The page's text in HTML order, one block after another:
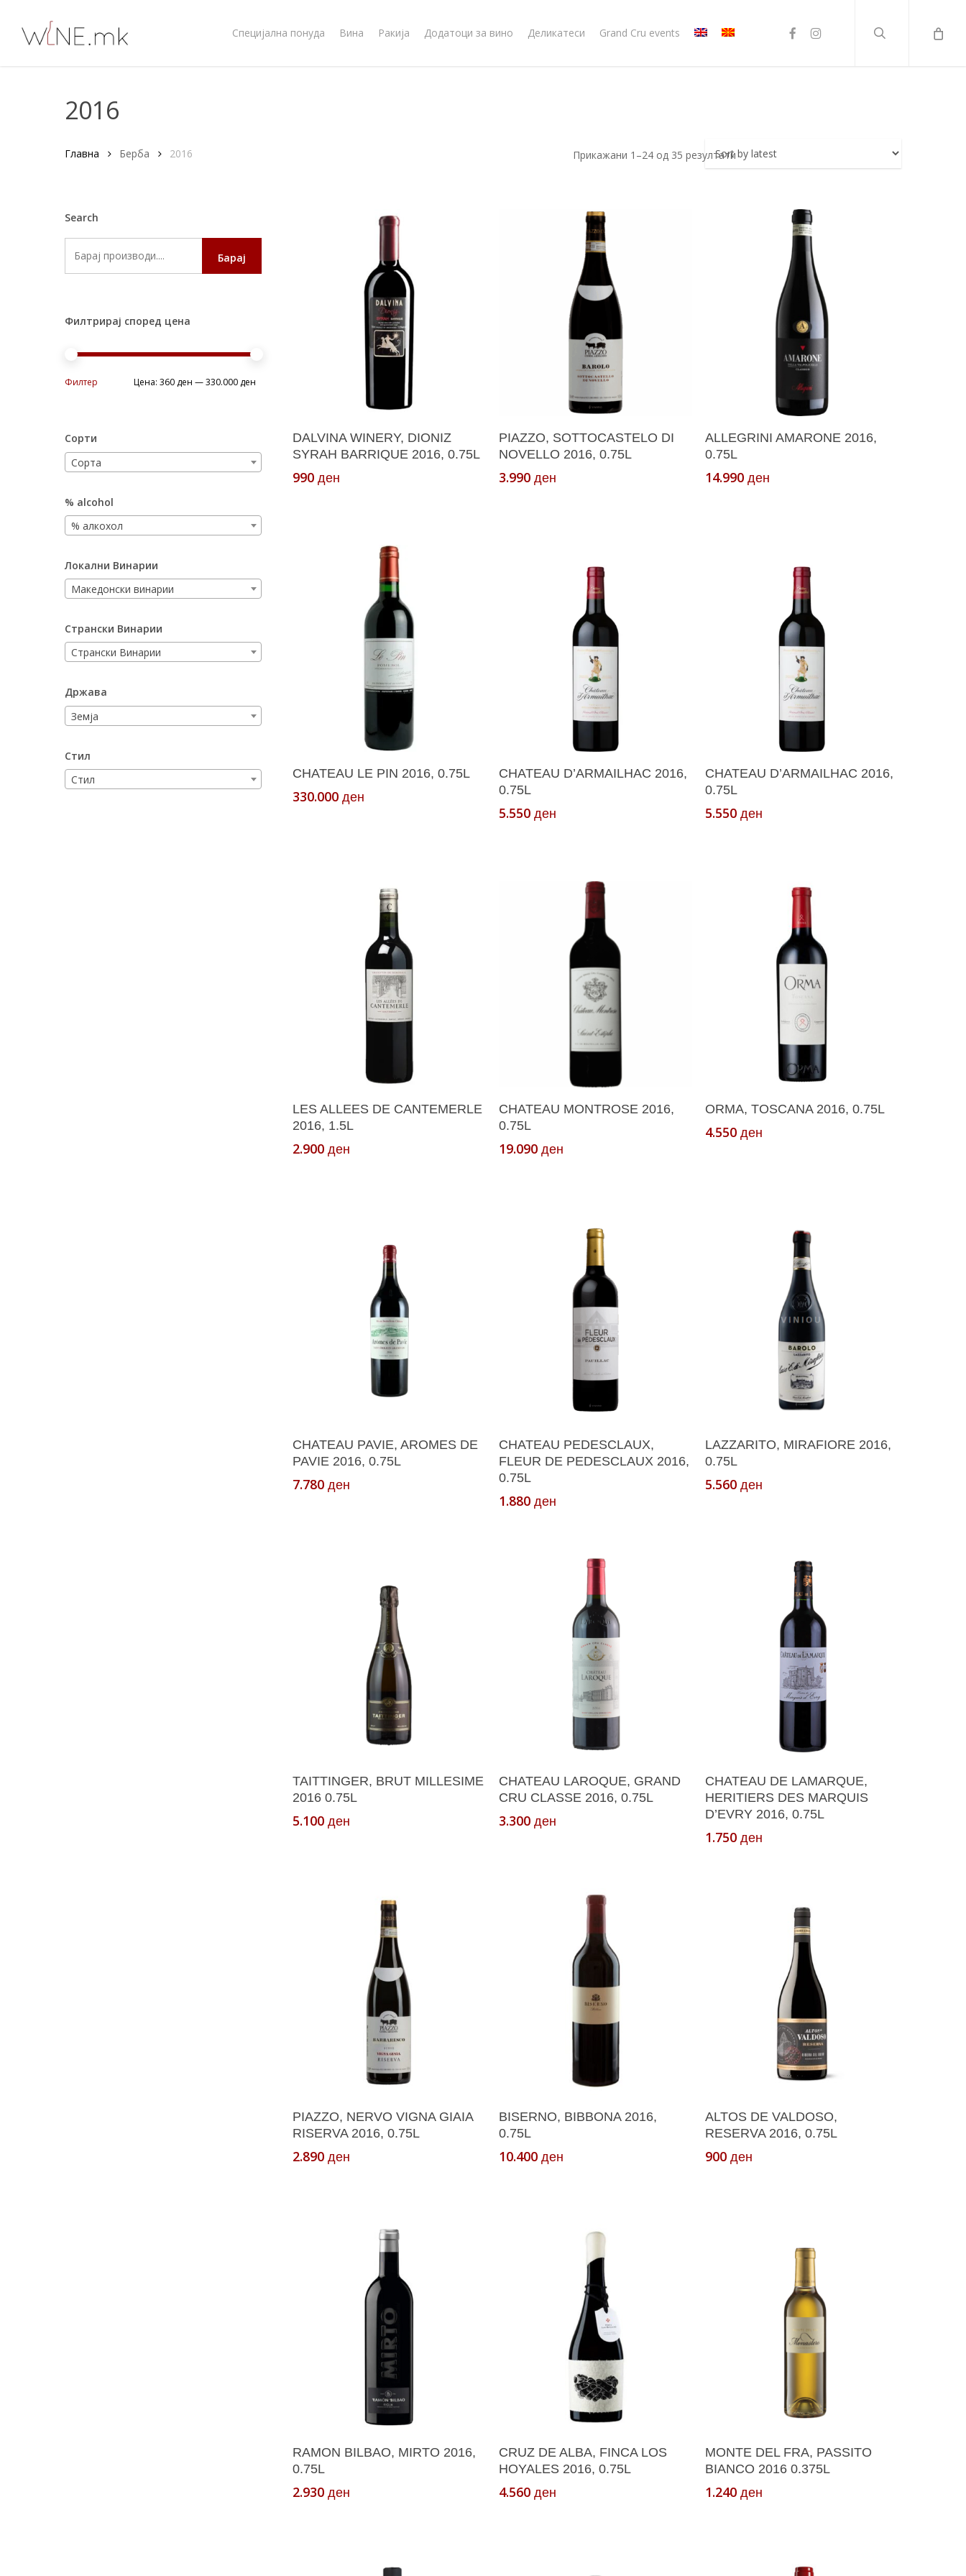
Специјална понуда Вина Ракија Додатоци за вино Деликатеси Grand Cru events facebookinstagram
2016
Прикажани 1–24 од 35 резултатиSorted
by
Главна Берба 2016
Search
Барај
Филтрирај според цена
Филтер Цена: 360 ден —330.000 ден
Сорти
Сорта
% alcohol
% алкохол
Локални Винарии
Македонски винарии
Странски Винарии
Странски Винарии
Држава
Земја
Стил
Стил
Додади Во Кошничка
DALVINA WINERY, DIONIZ
SYRAH BARRIQUE 2016, 0.75L
990 ден
Додади Во Кошничка
PIAZZO, SOTTOCASTELO DI
NOVELLO 2016, 0.75L
3.990 ден
Додади Во Кошничка
ALLEGRINI AMARONE 2016,
0.75L
14.990 ден
Додади Во Кошничка
CHATEAU LE PIN 2016, 0.75L
330.000 ден
Додади Во Кошничка
CHATEAU D’ARMAILHAC 2016,
0.75L
5.550 ден
Додади Во Кошничка
CHATEAU D’ARMAILHAC 2016,
0.75L
5.550 ден
Додади Во Кошничка
LES ALLEES DE CANTEMERLE
2016, 1.5L
2.900 ден
Додади Во Кошничка
CHATEAU MONTROSE 2016,
0.75L
19.090 ден
Додади Во Кошничка
ORMA, TOSCANA 2016, 0.75L
4.550 ден
Додади Во Кошничка
CHATEAU PAVIE, AROMES DE
PAVIE 2016, 0.75L
7.780 ден
Додади Во Кошничка
CHATEAU PEDESCLAUX,
FLEUR DE PEDESCLAUX 2016,
0.75L
1.880 ден
Додади Во Кошничка
LAZZARITO, MIRAFIORE 2016,
0.75L
5.560 ден
Додади Во Кошничка
TAITTINGER, BRUT MILLESIME
2016 0.75L
5.100 ден
Read More
CHATEAU LAROQUE, GRAND
CRU CLASSE 2016, 0.75L
3.300 ден
Додади Во Кошничка
CHATEAU DE LAMARQUE,
HERITIERS DES MARQUIS
D’EVRY 2016, 0.75L
1.750 ден
Додади Во Кошничка
PIAZZO, NERVO VIGNA GIAIA
RISERVA 2016, 0.75L
2.890 ден
Додади Во Кошничка
BISERNO, BIBBONA 2016,
0.75L
10.400 ден
Додади Во Кошничка
ALTOS DE VALDOSO,
RESERVA 2016, 0.75L
900 ден
Додади Во Кошничка
RAMON BILBAO, MIRTO 2016,
0.75L
2.930 ден
Додади Во Кошничка
CRUZ DE ALBA, FINCA LOS
HOYALES 2016, 0.75L
4.560 ден
Додади Во Кошничка
MONTE DEL FRA, PASSITO
BIANCO 2016 0.375L
1.240 ден